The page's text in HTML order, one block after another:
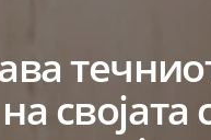
својата